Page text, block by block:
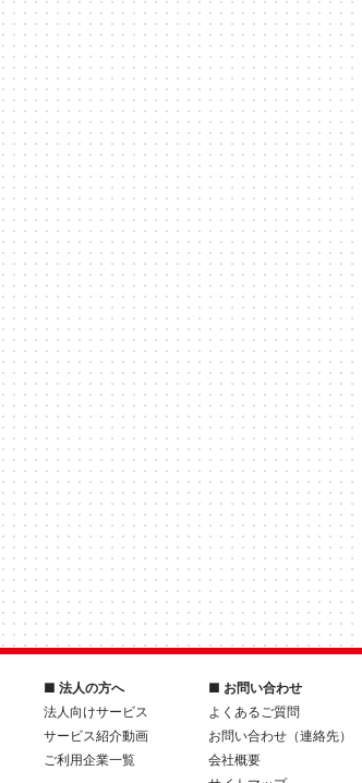
■ 法人の方へ
法人向けサービス
サービス紹介動画
ご利用企業一覧
■ お問い合わせ
よくあるご質問
お問い合わせ（連絡先）
会社概要